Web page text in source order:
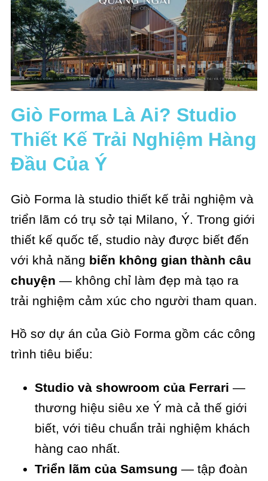
Giò Forma Là Ai? Studio
Thiết Kế Trải Nghiệm Hàng
Đầu Của Ý
Giò Forma là studio thiết kế trải nghiệm và
triển lãm có trụ sở tại Milano, Ý. Trong giới
thiết kế quốc tế, studio này được biết đến
với khả năng biến không gian thành câu
chuyện — không chỉ làm đẹp mà tạo ra
trải nghiệm cảm xúc cho người tham quan.
Hồ sơ dự án của Giò Forma gồm các công
trình tiêu biểu:
Studio và showroom của Ferrari —
thương hiệu siêu xe Ý mà cả thế giới
biết, với tiêu chuẩn trải nghiệm khách
hàng cao nhất.
Triển lãm của Samsung — tập đoàn